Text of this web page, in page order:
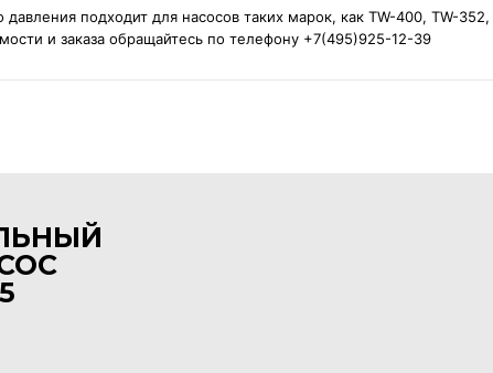
подходит для насосов таких марок, как TW-400, TW-
и заказа обращайтесь по телефону +7(495)925-12-39